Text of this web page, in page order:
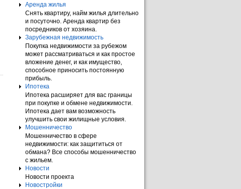
Аренда жилья
Снять квартиру, найм жилья длительно
и посуточно. Аренда квартир без
посредников от хозяина.
Зарубежная недвижимость
Покупка недвижимости за рубежом
может рассматриваться и как простое
вложение денег, и как имущество,
способное приносить постоянную
прибыль.
Ипотека
Ипотека расширяет для вас границы
при покупке и обмене недвижимости.
Ипотека дает вам возможность
улучшить свои жилищные условия.
Мошенничество
Мошенничество в сфере
недвижимости: как защититься от
обмана? Все способы мошенничество
с жильем.
Новости
Новости проекта
Новостройки